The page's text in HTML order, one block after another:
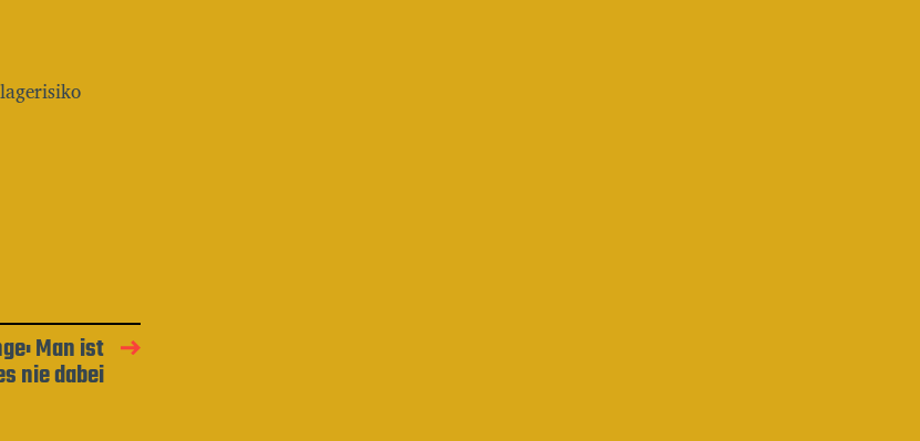
Man ist
nie dabei